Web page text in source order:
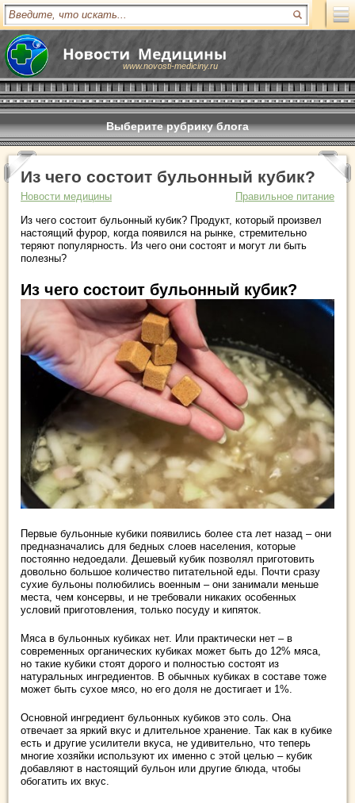
www.novosti-mediciny.ru
Выберите рубрику блога
Из чего состоит бульонный кубик?
Новости медицины
Правильное питание
Из чего состоит бульонный кубик? Продукт, который произвел
настоящий фурор, когда появился на рынке, стремительно
теряют популярность. Из чего они состоят и могут ли быть
полезны?
Из чего состоит бульонный кубик?
Первые бульонные кубики появились более ста лет назад – они
предназначались для бедных слоев населения, которые
постоянно недоедали. Дешевый кубик позволял приготовить
довольно большое количество питательной еды. Почти сразу
сухие бульоны полюбились военным – они занимали меньше
места, чем консервы, и не требовали никаких особенных
условий приготовления, только посуду и кипяток.
Мяса в бульонных кубиках нет. Или практически нет – в
современных органических кубиках может быть до 12% мяса,
но такие кубики стоят дорого и полностью состоят из
натуральных ингредиентов. В обычных кубиках в составе тоже
может быть сухое мясо, но его доля не достигает и 1%.
Основной ингредиент бульонных кубиков это соль. Она
отвечает за яркий вкус и длительное хранение. Так как в кубике
есть и другие усилители вкуса, не удивительно, что теперь
многие хозяйки используют их именно с этой целью – кубик
добавляют в настоящий бульон или другие блюда, чтобы
обогатить их вкус.